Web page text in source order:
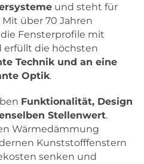
und steht für
über 70 Jahren
Fensterprofile mit
erfüllt die höchsten
Technik und an eine
Optik.
Funktionalität, Design
Stellenwert.
Wärmedämmung
Kunststofffenstern
senken und